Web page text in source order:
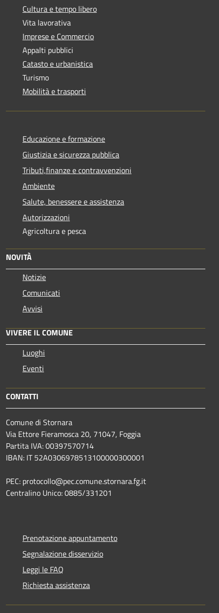
Cultura e tempo libero
Vita lavorativa
Imprese e Commercio
Appalti pubblici
Catasto e urbanistica
Turismo
Mobilità e trasporti
Educazione e formazione
Giustizia e sicurezza pubblica
Tributi,finanze e contravvenzioni
Ambiente
Salute, benessere e assistenza
Autorizzazioni
Agricoltura e pesca
NOVITÀ
Notizie
Comunicati
Avvisi
VIVERE IL COMUNE
Luoghi
Eventi
CONTATTI
Comune di Stornara
Via Ettore Fieramosca 20, 71047, Foggia
Partita IVA: 00397570714
IBAN: IT 52A0306978513100000300001
PEC: protocollo@pec.comune.stornara.fg.it
Centralino Unico: 0885/331201
Prenotazione appuntamento
Segnalazione disservizio
Leggi le FAQ
Richiesta assistenza